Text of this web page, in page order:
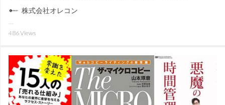
株式会社オレコン
486Views